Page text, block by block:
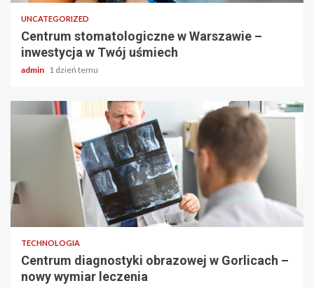
UNCATEGORIZED
Centrum stomatologiczne w Warszawie –
inwestycja w Twój uśmiech
admin 1 dzień temu
TECHNOLOGIA
Centrum diagnostyki obrazowej w Gorlicach –
nowy wymiar leczenia